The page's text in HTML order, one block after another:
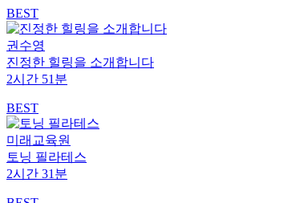
BEST
권수영
진정한 힐링을 소개합니다
2시간 51분
BEST
미래교육원
토닝 필라테스
2시간 31분